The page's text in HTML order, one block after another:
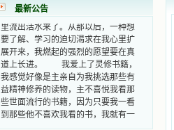
最新公告
味，我就更用力去舔，最后从这本书
里流出活水来了。从那以后，一种想
要了解、学习的迫切渴求在我心里扩
展开来，我燃起的强烈的愿望要在真
道上长进。 我爱上了灵修书籍，
我感觉好像是主亲自为我挑选那些有
益精神修养的读物，主不喜悦我看那
些世面流行的书籍，因为只要我一看
到那些他不喜欢我看的书，我就有一